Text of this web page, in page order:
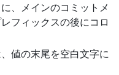
、メインのコミットメ
フィックスの後にコロ
値の末尾を空白文字に